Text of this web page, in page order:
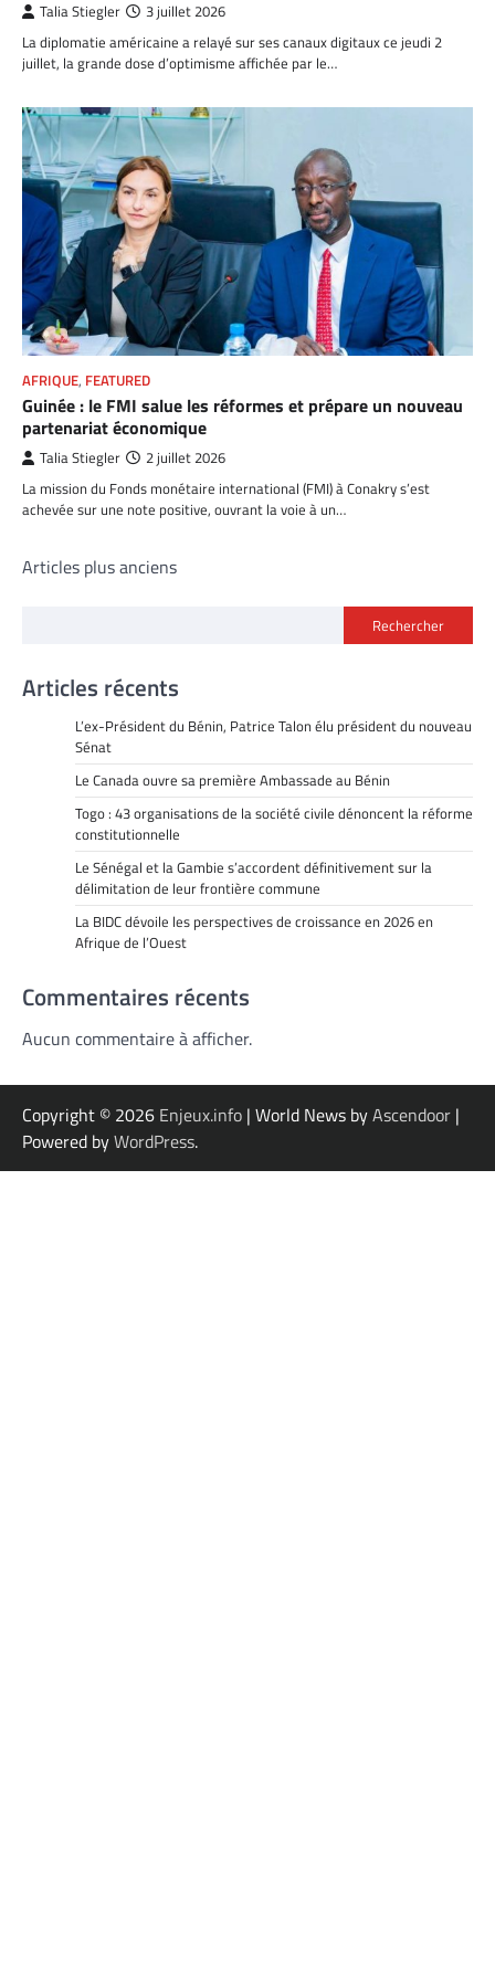
Talia Stiegler 3 juillet 2026
La diplomatie américaine a relayé sur ses canaux digitaux ce jeudi 2
juillet, la grande dose d’optimisme affichée par le…
AFRIQUE, FEATURED
Guinée : le FMI salue les réformes et prépare un nouveau
partenariat économique
Talia Stiegler 2 juillet 2026
La mission du Fonds monétaire international (FMI) à Conakry s’est
achevée sur une note positive, ouvrant la voie à un…
Navigation
Articles plus anciens
Rechercher
Articles récents
L’ex-Président du Bénin, Patrice Talon élu président du nouveau
Sénat
Le Canada ouvre sa première Ambassade au Bénin
Togo : 43 organisations de la société civile dénoncent la réforme
constitutionnelle
Le Sénégal et la Gambie s’accordent définitivement sur la
délimitation de leur frontière commune
La BIDC dévoile les perspectives de croissance en 2026 en
Afrique de l’Ouest
Commentaires récents
Aucun commentaire à afficher.
Copyright © 2026 Enjeux.info | World News byAscendoor |
Powered byWordPress.